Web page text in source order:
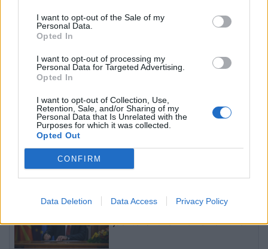
I want to opt-out of the Sale of my
Personal Data.
Opted In
I want to opt-out of processing my
Personal Data for Targeted Advertising.
Opted In
I want to opt-out of Collection, Use,
Retention, Sale, and/or Sharing of my
Personal Data that Is Unrelated with the
Purposes for which it was collected.
Opted Out
CONFIRM
Data Deletion Data Access Privacy Policy
Princeshë Kate Middleton
në gjendje të rëndë
shëndetësore?! Çfarë
thuhet pas dyerve të
pallatit mbretëror për
shëndetin e princeshës!
12:00 / 22/01/2024
të fundit
Afrim Gashi cakton 18 tetorin
për zgjedhjet e
jashtëzakonshme në Komunën